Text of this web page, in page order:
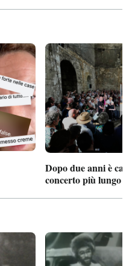
Dopo due anni è
concerto più lungo